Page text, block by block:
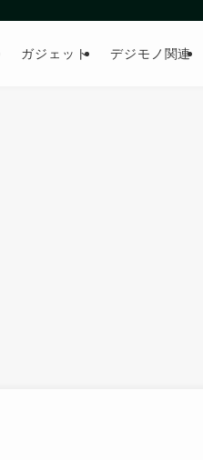
ガジェット デジモノ関連